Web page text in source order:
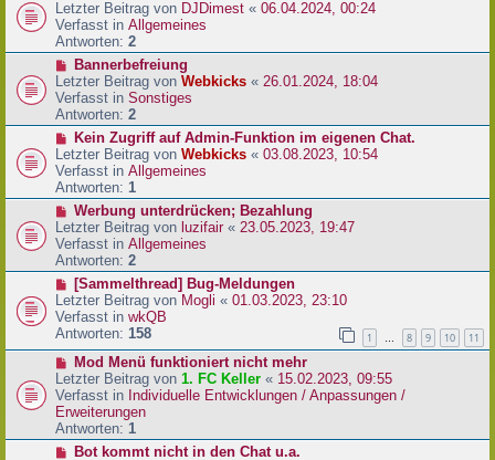
g
e
i
t
a
g
e
u
e
r
B
e
i
t
a
g
Letzter Beitrag von DJDimest « 06.04.2024, 00:24
Verfasst in Allgemeines
Antworten: 2
N
e
u
e
r
B
e
i
t
a
g
Bannerbefreiung
Letzter Beitrag von Webkicks « 26.01.2024, 18:04
Verfasst in Sonstiges
Antworten: 2
N
e
u
e
r
B
e
i
t
a
g
Kein Zugriff auf Admin-Funktion im eigenen Chat.
Letzter Beitrag von Webkicks « 03.08.2023, 10:54
Verfasst in Allgemeines
Antworten: 1
N
e
u
e
r
B
e
i
t
a
g
Werbung unterdrücken; Bezahlung
Letzter Beitrag von luzifair « 23.05.2023, 19:47
Verfasst in Allgemeines
Antworten: 2
N
e
u
e
r
B
e
i
t
r
a
[Sammelthread] Bug-Meldungen
Letzter Beitrag von Mogli « 01.03.2023, 23:10
Verfasst in wkQB
Antworten: 158 1 … 8 9 10 11
N
e
u
e
r
B
Mod Menü funktioniert nicht mehr
Letzter Beitrag von 1. FC Keller « 15.02.2023, 09:55
Verfasst in Individuelle Entwicklungen / Anpassungen /
Erweiterungen
Antworten: 1
NBot kommt nicht in den Chat u.a.